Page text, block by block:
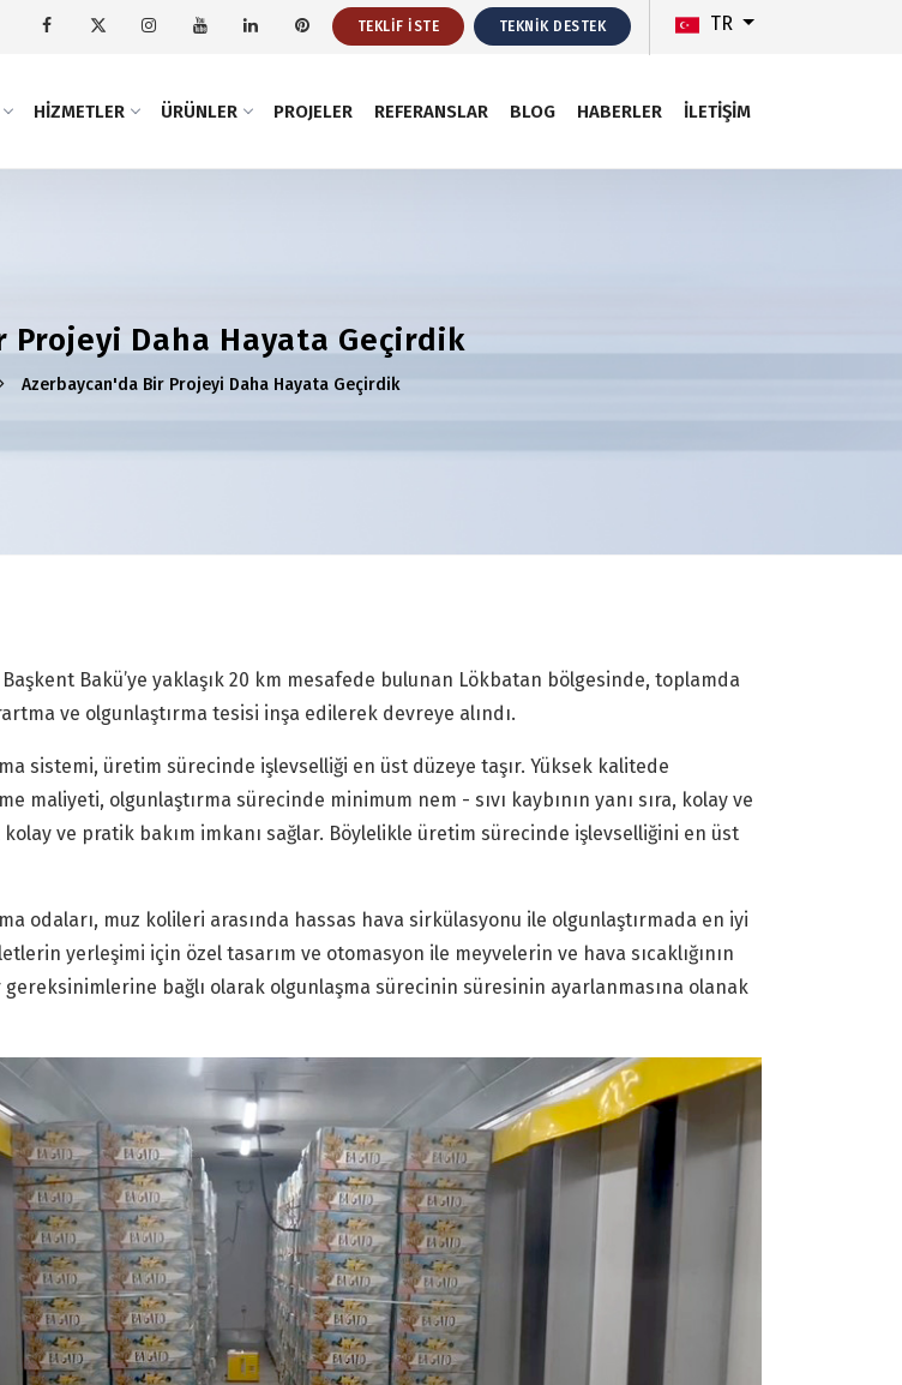
TR
TEKLIF İSTE TEKNIK DESTEK
HIZMETLER ÜRÜNLER PROJELER REFERANSLAR BLOG HABERLER İLETIŞIM
Projeyi Daha Hayata Geçirdik
Azerbaycan'da Bir Projeyi Daha Hayata Geçirdik
Bakü’ye yaklaşık 20 km mesafede bulunan Lökbatan bölgesinde, toplamda
ve olgunlaştırma tesisi inşa edilerek devreye alındı.
sistemi, üretim sürecinde işlevselliği en üst düzeye taşır. Yüksek kalitede
maliyeti, olgunlaştırma sürecinde minimum nem - sıvı kaybının yanı sıra, kolay ve
ve pratik bakım imkanı sağlar. Böylelikle üretim sürecinde işlevselliğini en üst
odaları, muz kolileri arasında hassas hava sirkülasyonu ile olgunlaştırmada en iyi
yerleşimi için özel tasarım ve otomasyon ile meyvelerin ve hava sıcaklığının
bağlı olarak olgunlaşma sürecinin süresinin ayarlanmasına olanak